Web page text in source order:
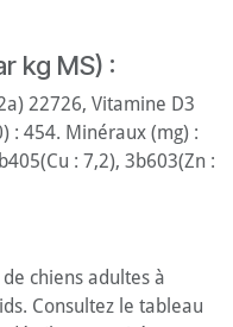
kg MS) :
22726, Vitamine D3
: 454. Minéraux (mg) :
: 7,2), 3b603(Zn :
chiens adultes à
Consultez le tableau